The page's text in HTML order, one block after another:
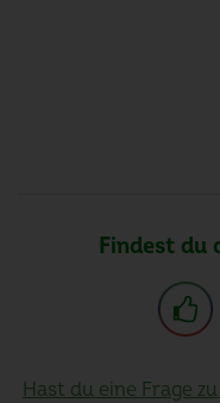
Findest du
Hast du eine Frage